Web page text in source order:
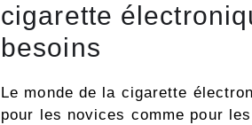
cigarette
besoins
Le monde de la cigarette
pour les novices comme pour